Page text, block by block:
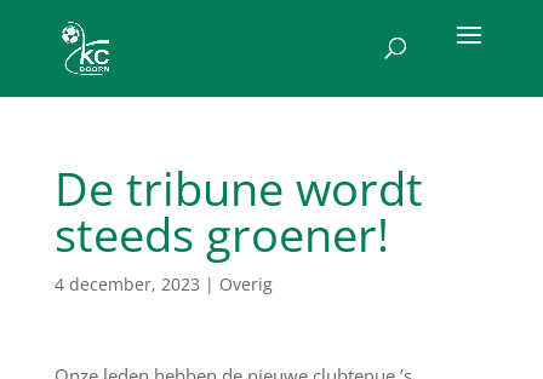
De tribune wordt
steeds groener!
4 december, 2023 | Overig